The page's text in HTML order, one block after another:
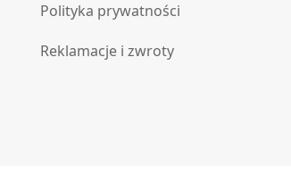
Polityka prywatności
Reklamacje i zwroty